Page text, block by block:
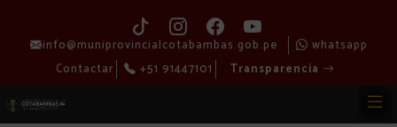
info@muniprovincialcotabambas.gob.pe
whatsapp
Contactar
+51 91447101 Transparencia